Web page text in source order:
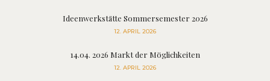
Ideenwerkstätte Sommersemester 2026
12. APRIL 2026
14.04. 2026 Markt der Möglichkeiten
12. APRIL 2026